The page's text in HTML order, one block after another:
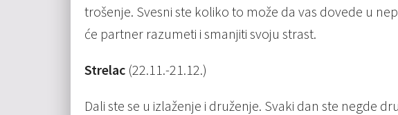
trošenje. Svesni ste koliko to može da vas dovede u
će partner razumeti i smanjiti svoju strast.
Strelac (22.11.-21.12.)
Dali ste se u izlaženje i druženje. Svaki dan ste negde